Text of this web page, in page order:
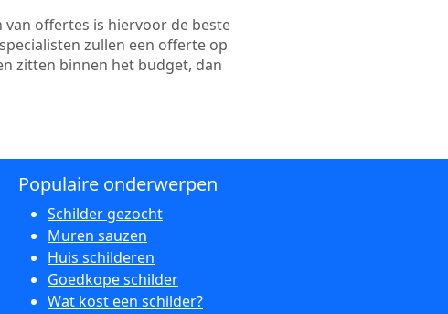
offertes is hiervoor de beste
zullen een offerte op
zitten binnen het budget, dan
Populaire onderwerpen
Schilder gezocht
Muren sauzen
Huis schilderen
Goedkope schilder
Wat kost een schilder?